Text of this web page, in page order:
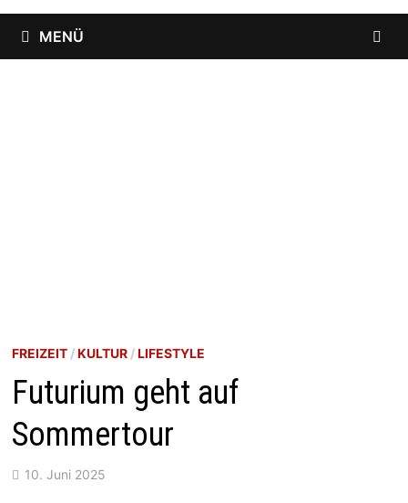
MENÜ
FREIZEIT/KULTUR/LIFESTYLE
Futurium geht auf
Sommertour
10. Juni 2025